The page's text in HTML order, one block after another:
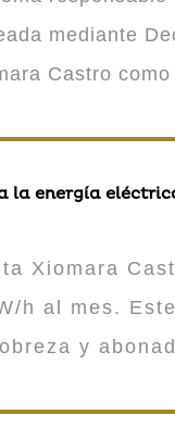
mediante
Castro
la energía
Xiomara
h al mes.
y